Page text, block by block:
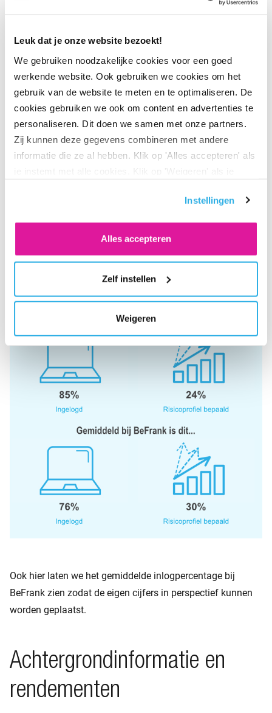
Leuk dat je onze website bezoekt!
We gebruiken noodzakelijke cookies voor een goed
werkende website. Ook gebruiken we cookies om het
gebruik van de website te meten en te optimaliseren. De
cookies gebruiken we ook om content en advertenties te
personaliseren. Dit doen we samen met onze partners.
Zij kunnen deze gegevens combineren met andere
informatie die ze al hebben. Klik op 'Alles accepteren' als
vind je meer informatie. Je kunt altijd je toestemming
Instellingen
Alles accepteren
Zelf instellen
Weigeren
Ook laten we zien hoe groot de totale impact is van alle
aangesloten werkgevers bij BeFrank.
Activatie werknemers
Werkgevers zien ook hoeveel procent van hun werknemers
het afgelopen jaar heeft ingelogd op hun persoonlijke
Zie voorbeeld activatie hieronder:
Ook hier laten we het gemiddelde inlogpercentage bij
BeFrank zien zodat de eigen cijfers in perspectief kunnen
worden geplaatst.
Achtergrondinformatie en
rendementen